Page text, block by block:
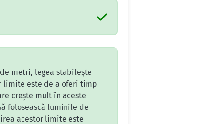
metri, legea stabilește
limite este de a oferi timp
crește mult în aceste
folosească luminile de
acestor limite este